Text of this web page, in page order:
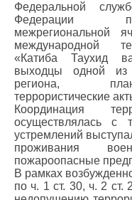
Федеральной
Федерации
межрегиональной
международной
«Катиба Таухид
выходцы одной из
региона,
террористические
Координация
осуществлялась с
устремлений
проживания
пожароопасные
В рамках
по ч. 1 ст. 30, ч. 2